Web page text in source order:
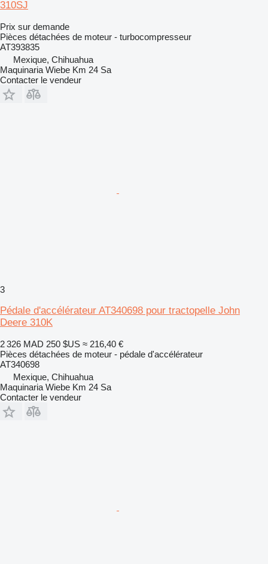
310SJ
Prix sur demande
Pièces détachées de moteur - turbocompresseur
AT393835
Mexique, Chihuahua
Maquinaria Wiebe Km 24 Sa
Contacter le vendeur
3
Pédale d'accélérateur AT340698 pour tractopelle John
Deere 310K
2 326 MAD 250 $US ≈ 216,40 €
Pièces détachées de moteur - pédale d'accélérateur
AT340698
Mexique, Chihuahua
Maquinaria Wiebe Km 24 Sa
Contacter le vendeur